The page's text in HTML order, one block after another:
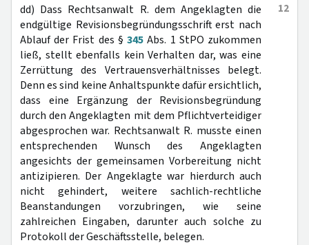
12
dd) Dass Rechtsanwalt R. dem Angeklagten die
endgültige Revisionsbegründungsschrift erst nach
Ablauf der Frist des §345 Abs. 1 StPO zukommen
ließ, stellt ebenfalls kein Verhalten dar, was eine
Zerrüttung des Vertrauensverhältnisses belegt.
Denn es sind keine Anhaltspunkte dafür ersichtlich,
dass eine Ergänzung der Revisionsbegründung
durch den Angeklagten mit dem Pflichtverteidiger
abgesprochen war. Rechtsanwalt R. musste einen
entsprechenden Wunsch des Angeklagten
angesichts der gemeinsamen Vorbereitung nicht
antizipieren. Der Angeklagte war hierdurch auch
nicht gehindert, weitere sachlich-rechtliche
Beanstandungen vorzubringen, wie seine
zahlreichen Eingaben, darunter auch solche zu
Protokoll der Geschäftsstelle, belegen.